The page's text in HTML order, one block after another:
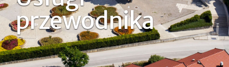
przewodnika